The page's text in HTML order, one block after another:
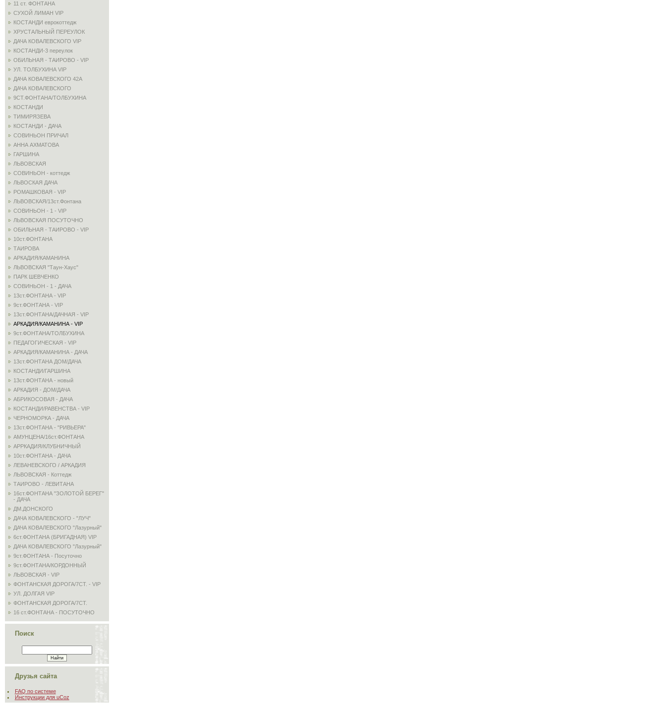
11 ст. ФОНТАНА
СУХОЙ ЛИМАН VIP
КОСТАНДИ еврокоттедж
ХРУСТАЛЬНЫЙ ПЕРЕУЛОК
ДАЧА КОВАЛЕВСКОГО VIP
КОСТАНДИ-3 переулок
ОБИЛЬНАЯ - ТАИРОВО - VIP
УЛ. ТОЛБУХИНА VIP
ДАЧА КОВАЛЕВСКОГО 42А
ДАЧА КОВАЛЕВСКОГО
9СТ.ФОНТАНА/ТОЛБУХИНА
КОСТАНДИ
ТИМИРЯЗЕВА
КОСТАНДИ - ДАЧА
СОВИНЬОН ПРИЧАЛ
АННА АХМАТОВА
ГАРШИНА
ЛЬВОВСКАЯ
СОВИНЬОН - коттедж
ЛЬВОСКАЯ ДАЧА
РОМАШКОВАЯ - VIP
ЛЬВОВСКАЯ/13ст.Фонтана
СОВИНЬОН - 1 - VIP
ЛЬВОВСКАЯ ПОСУТОЧНО
ОБИЛЬНАЯ - ТАИРОВО - VIP
10ст.ФОНТАНА
ТАИРОВА
АРКАДИЯ/КАМАНИНА
ЛЬВОВСКАЯ "Таун-Хаус"
ПАРК ШЕВЧЕНКО
СОВИНЬОН - 1 - ДАЧА
13ст.ФОНТАНА - VIP
9ст.ФОНТАНА - VIP
13ст.ФОНТАНА/ДАЧНАЯ - VIP
АРКАДИЯ/КАМАНИНА - VIP
9ст.ФОНТАНА/ТОЛБУХИНА
ПЕДАГОГИЧЕСКАЯ - VIP
АРКАДИЯ/КАМАНИНА - ДАЧА
13ст.ФОНТАНА ДОМ/ДАЧА
КОСТАНДИ/ГАРШИНА
13ст.ФОНТАНА - новый
АРКАДИЯ - ДОМ/ДАЧА
АБРИКОСОВАЯ - ДАЧА
КОСТАНДИ/РАВЕНСТВА - VIP
ЧЕРНОМОРКА - ДАЧА
13ст.ФОНТАНА - "РИВЬЕРА"
АМУНЦЕНА/16ст.ФОНТАНА
АРРКАДИЯ/КЛУБНИЧНЫЙ
10ст.ФОНТАНА - ДАЧА
ЛЕВАНЕВСКОГО / АРКАДИЯ
ЛЬВОВСКАЯ - Коттедж
ТАИРОВО - ЛЕВИТАНА
16ст.ФОНТАНА "ЗОЛОТОЙ БЕРЕГ"
- ДАЧА
ДМ.ДОНСКОГО
ДАЧА КОВАЛЕВСКОГО - "ЛУЧ"
ДАЧА КОВАЛЕВСКОГО "Лазурный"
6ст.ФОНТАНА (БРИГАДНАЯ) VIP
ДАЧА КОВАЛЕВСКОГО "Лазурный"
9ст.ФОНТАНА - Посуточно
9ст.ФОНТАНА/КОРДОННЫЙ
ЛЬВОВСКАЯ - VIP
ФОНТАНСКАЯ ДОРОГА/7СТ. - VIP
УЛ. ДОЛГАЯ VIP
ФОНТАНСКАЯ ДОРОГА/7СТ.
16 ст.ФОНТАНА - ПОСУТОЧНО
Поиск
Друзья сайта
FAQ по системе
Инструкции для uCoz